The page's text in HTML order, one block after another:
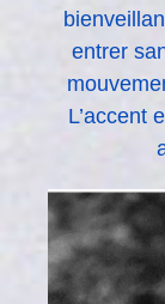
entrer
L’accent